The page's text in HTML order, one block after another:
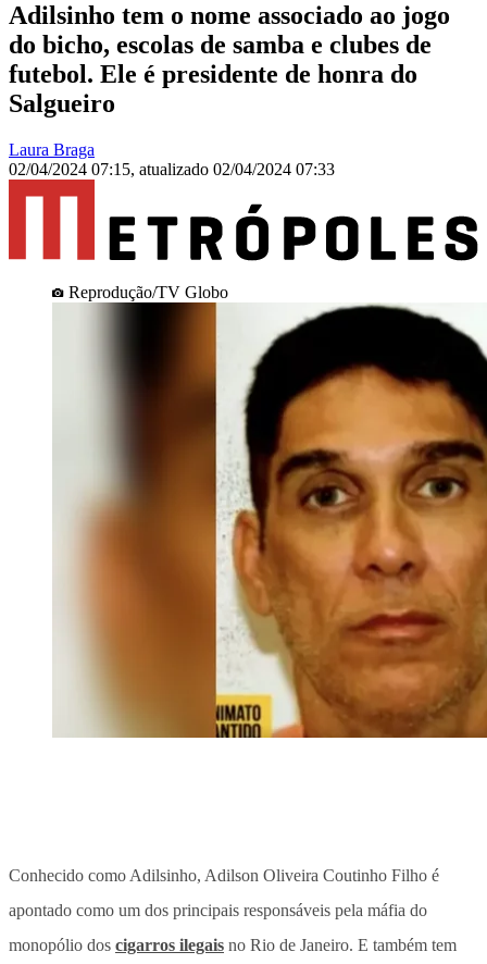
Adilsinho tem o nome associado ao jogo
do bicho, escolas de samba e clubes de
futebol. Ele é presidente de honra do
Salgueiro
Laura Braga
02/04/2024 07:15, atualizado 02/04/2024 07:33
Reprodução/TV Globo
Conhecido como Adilsinho, Adilson Oliveira Coutinho Filho é
apontado como um dos principais responsáveis pela máfia do
monopólio dos cigarros ilegais no Rio de Janeiro. E também tem